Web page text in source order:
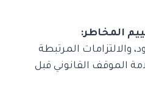
المخاطر:
والالتزامات المرتبطة
الموقف القانوني قبل